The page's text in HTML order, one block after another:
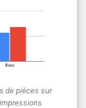
de pièces sur